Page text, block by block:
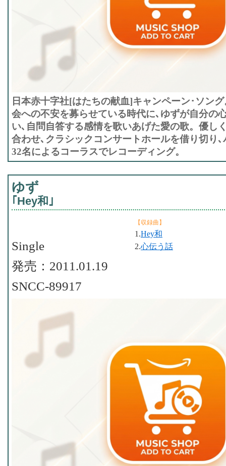
日本赤十字社[はたちの献血]キャンペーン･ソン
会への不安を募らせている時代に､ゆずが自分の
い､自問自答する感情を歌いあげた愛の歌。優し
合わせ､クラシックコンサートホールを借り切り
32名によるコーラスでレコーディング。
ゆず
｢Hey和｣
【収録曲】
1.Hey和
2.心伝う話
Single
発売：2011.01.19
SNCC-89917